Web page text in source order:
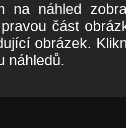
na náhled
část
obrázek.
náhledů.